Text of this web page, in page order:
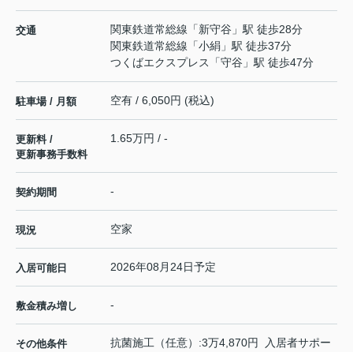
交通 関東鉄道常総線 「新守谷 」駅 徒歩28分
関東鉄道常総線 「小絹 」駅 徒歩37分
つくばエクスプレス
「守谷 」駅 徒歩47分
駐車場 / 月額 空有 / 6,050円 (税込)
更新料 /
更新事務手数料
1.65万円 / -
契約期間 -
現況 空家
入居可能日 2026年08月24日予定
敷金積み増し -
その他条件
抗菌施工（任意）:3万4,870円 入居者サポー